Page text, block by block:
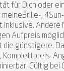
für Dich oder
,
inklusive.
Aufpreis
die günstigere.
Komplettpreis-
Gültig bei